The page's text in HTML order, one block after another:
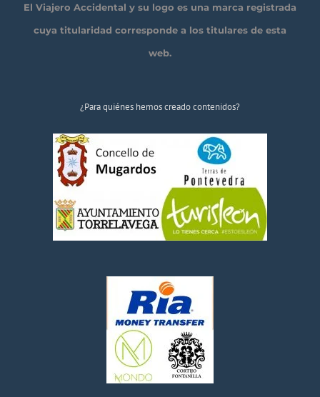
El Viajero Accidental y su logo es una marca registrada
cuya titularidad corresponde a los titulares de esta
web.
¿Para quiénes hemos creado contenidos?